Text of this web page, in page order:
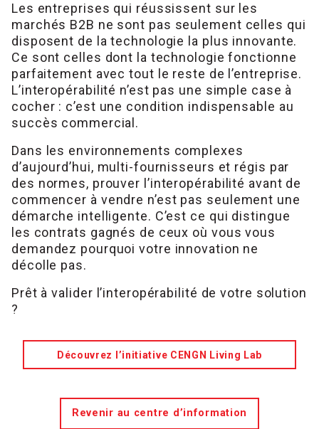
Les entreprises qui réussissent sur les
marchés B2B ne sont pas seulement celles qui
disposent de la technologie la plus innovante.
Ce sont celles dont la technologie fonctionne
parfaitement avec tout le reste de l’entreprise.
L’interopérabilité n’est pas une simple case à
cocher : c’est une condition indispensable au
succès commercial.
Dans les environnements complexes
d’aujourd’hui, multi-fournisseurs et régis par
des normes, prouver l’interopérabilité avant de
commencer à vendre n’est pas seulement une
démarche intelligente. C’est ce qui distingue
les contrats gagnés de ceux où vous vous
demandez pourquoi votre innovation ne
décolle pas.
Prêt à valider l’interopérabilité de votre solution
?
Découvrez l’initiative CENGN Living Lab
Revenir au centre d’information